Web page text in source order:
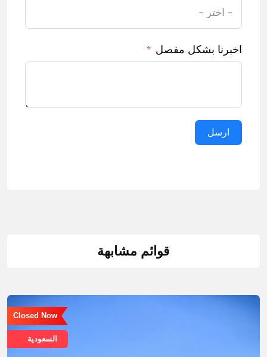
اخبرنا بشكل مفصل
ارسل
قوائم مشابهة
Closed Now
السعودية